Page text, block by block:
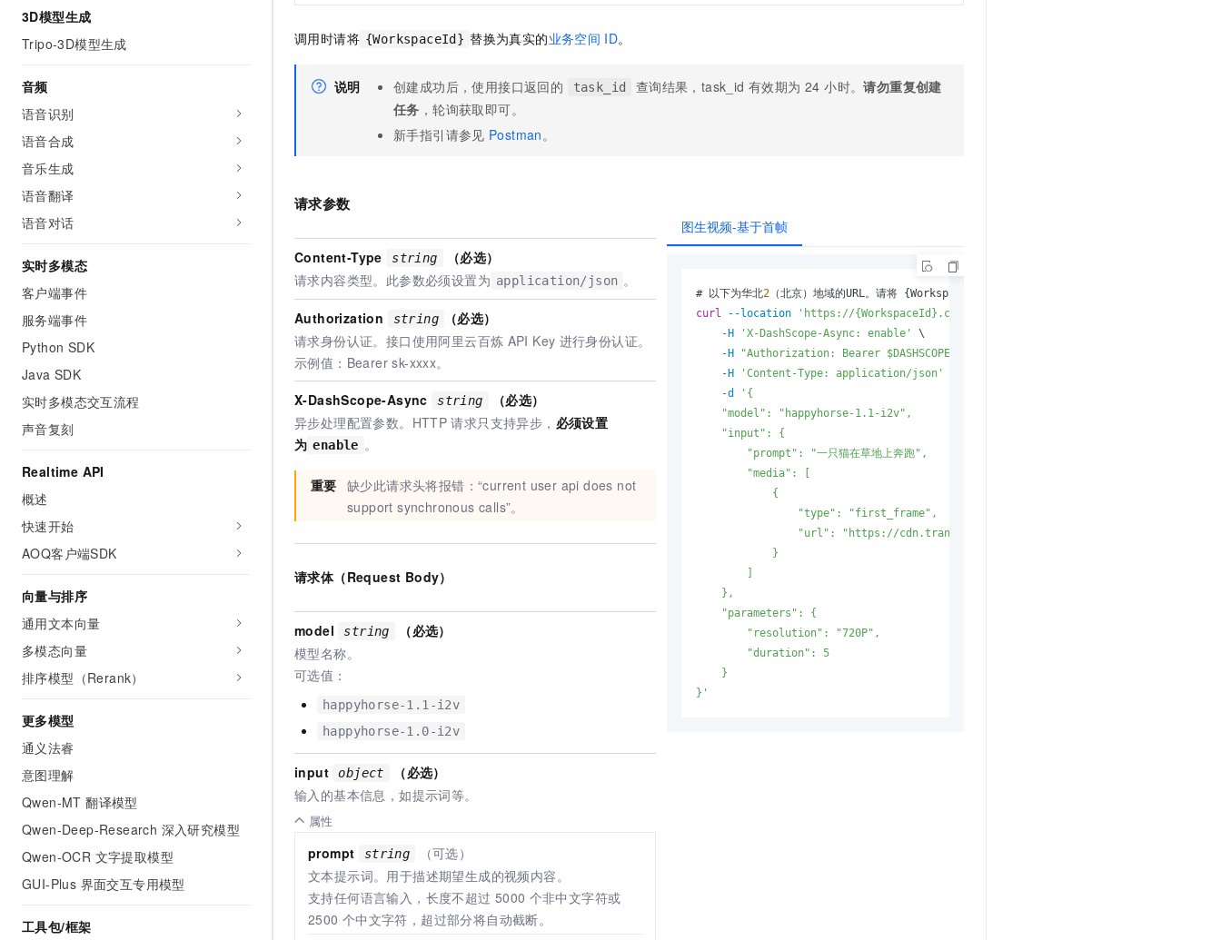
3D模型生成
Tripo-3D模型生成
音频
语音识别
语音合成
音乐生成
语音翻译
语音对话
实时多模态
客户端事件
服务端事件
Python SDK
Java SDK
实时多模态交互流程
声音复刻
Realtime API
概述
快速开始
AOQ客户端SDK
向量与排序
通用文本向量
多模态向量
排序模型（Rerank）
更多模型
通义法睿
意图理解
Qwen-MT 翻译模型
Qwen-Deep-Research 深入研究模型
Qwen-OCR 文字提取模型
GUI-Plus 界面交互专用模型
工具包/框架
调用时请将 {WorkspaceId} 替换为真实的业务空间 ID。
说明 创建成功后，使用接口返回的 task_id 查询结果，task_id 有效期为 24 小时。请勿重复创建
任务 ，轮询获取即可。
新手指引请参见 Postman 。
请求参数
图生视频-基于首帧
# 以下为华北2
curl
--location
'https://{WorkspaceId}.cn-beijing.maas.aliyuncs.com/api/v1/
-H
'X-DashScope-Async: enable'
\
-H
"Authorization: Bearer $DASHSCOPE_API_KEY"
-H
'Content-Type: application/json'
-d
'{
    "model": "happyhorse-1.1-i2v",
    "input": {
        "prompt": "一只猫在草地上奔跑",
        "media": [
            {
                "type": "first_frame",
                "url": "https://cdn.translate.alibaba.com/r/wanx-demo-1.png"
            }
    },
    "parameters": {
        "resolution": "720P",
        "duration": 5
    }
}'
Content-Type string
（必选）
请求内容类型。此参数必须设置为 application/json 。
Authorization string
（必选）
请求身份认证。接口使用阿里云百炼 API Key 进行身份认证。
示例值：Bearer sk-xxxx。
X-DashScope-Async string
（必选）
异步处理配置参数。HTTP 请求只支持异步， 必须设置
为 enable 。
重要 缺少此请求头将报错：“current user api does not
support synchronous calls”。
请求体（Request Body）
model string
（必选）
模型名称。
可选值：
happyhorse-1.1-i2v
happyhorse-1.0-i2v
input object
（必选）
输入的基本信息，如提示词等。
属性
prompt string
（可选）
文本提示词。用于描述期望生成的视频内容。
支持任何语言输入，长度不超过 5000 个非中文字符或
2500 个中文字符，超过部分将自动截断。